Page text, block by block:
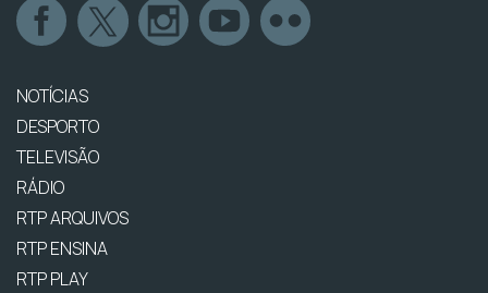
NOTÍCIAS
DESPORTO
TELEVISÃO
RÁDIO
RTP ARQUIVOS
RTP ENSINA
RTP PLAY